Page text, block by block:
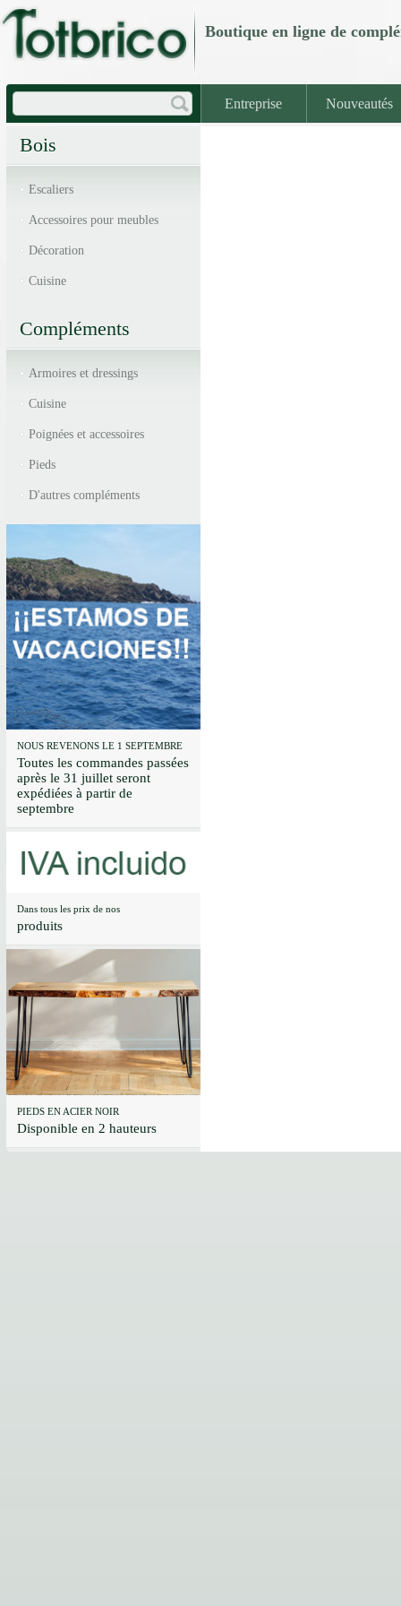
Boutique en ligne de
Entreprise Nouveautés
Bois
Escaliers
Accessoires pour meubles
Décoration
Cuisine
Compléments
Armoires et dressings
Cuisine
Poignées et accessoires
Pieds
D'autres compléments
NOUS REVENONS LE 1 SEPTEMBRE
Toutes les commandes passées
après le 31 juillet seront
expédiées à partir de
septembre
Dans tous les prix de nos
produits
PIEDS EN ACIER NOIR
Disponible en 2 hauteurs